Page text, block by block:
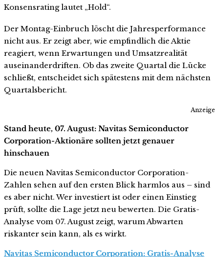
Konsensrating lautet „Hold“.
Der Montag-Einbruch löscht die Jahresperformance
nicht aus. Er zeigt aber, wie empfindlich die Aktie
reagiert, wenn Erwartungen und Umsatzrealität
auseinanderdriften. Ob das zweite Quartal die Lücke
schließt, entscheidet sich spätestens mit dem nächsten
Quartalsbericht.
Anzeige
Stand heute, 07. August: Navitas Semiconductor
Corporation-Aktionäre sollten jetzt genauer
hinschauen
Die neuen Navitas Semiconductor Corporation-
Zahlen sehen auf den ersten Blick harmlos aus – sind
es aber nicht. Wer investiert ist oder einen Einstieg
prüft, sollte die Lage jetzt neu bewerten. Die Gratis-
Analyse vom 07. August zeigt, warum Abwarten
riskanter sein kann, als es wirkt.
Navitas Semiconductor Corporation: Gratis-Analyse